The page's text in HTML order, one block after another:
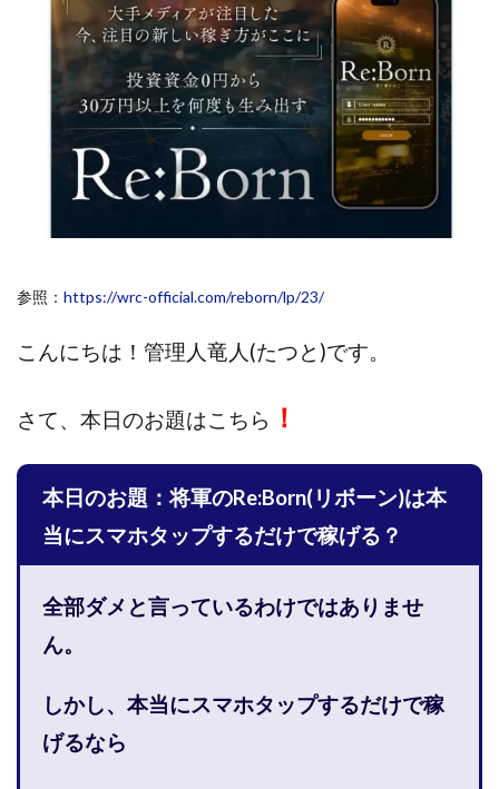
参照： https://wrc-official.com/reborn/lp/23/
こんにちは！ 管理人竜人(たつと)です。
さて、 本日のお題はこちら ！
本日のお題：将軍のRe:Born(リボーン)は本
当にスマホタップするだけで稼げる？
全部ダメと言っているわけではありませ
ん。
しかし、本当にスマホタップするだけで稼
げるなら
株式会社Appacle
日給5万円可能なながら感覚の副収入アプリ
投資
投資家 亜依
攝津智洋
放置ISマネー(放置 is money)
斉藤 敏雄
斎藤 敏雄 新井 孝弘
新井 悠馬
新川卓也
新選組(ガチンコ副業投資)
星野拓馬
望月詩織
暮らしのノマド
最先端スマホワーク
最短1分で3万円が稼げる即金副業アプリ
有限会社エステージア
有限会社ユースフルインフォ
有限会社現代
有限会社自由人
望月 光
株式会社PRICELESS
株式会社NATURAL NINE
株式会社ORIT
株式会社PACHA(パチャ)
株式会社PLUM
株式会社Precious.Light
株式会社PROGRESS
株式会社Regene
株式会社Seven stud
株式会社SixSence
株式会社Smart Life